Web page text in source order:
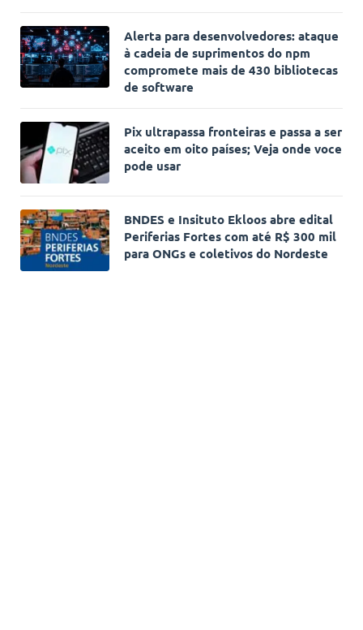
Alerta para desenvolvedores: ataque
à cadeia de suprimentos do npm
compromete mais de 430 bibliotecas
de software
Pix ultrapassa fronteiras e passa a ser
aceito em oito países; Veja onde voce
pode usar
BNDES e Insituto Ekloos abre edital
Periferias Fortes com até R$ 300 mil
para ONGs e coletivos do Nordeste